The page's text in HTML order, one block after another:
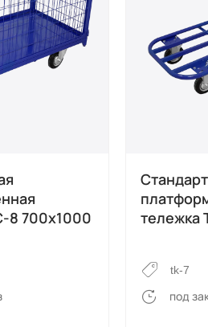
8 700х1000
тележка
tk-7
под